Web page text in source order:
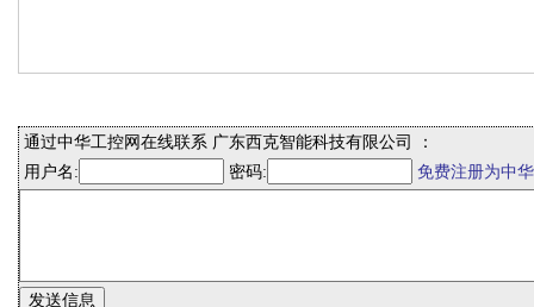
通过中华工控网在线联系 广东西克智能科技有限公司 ：
用户名:
密码: 免费注册为中